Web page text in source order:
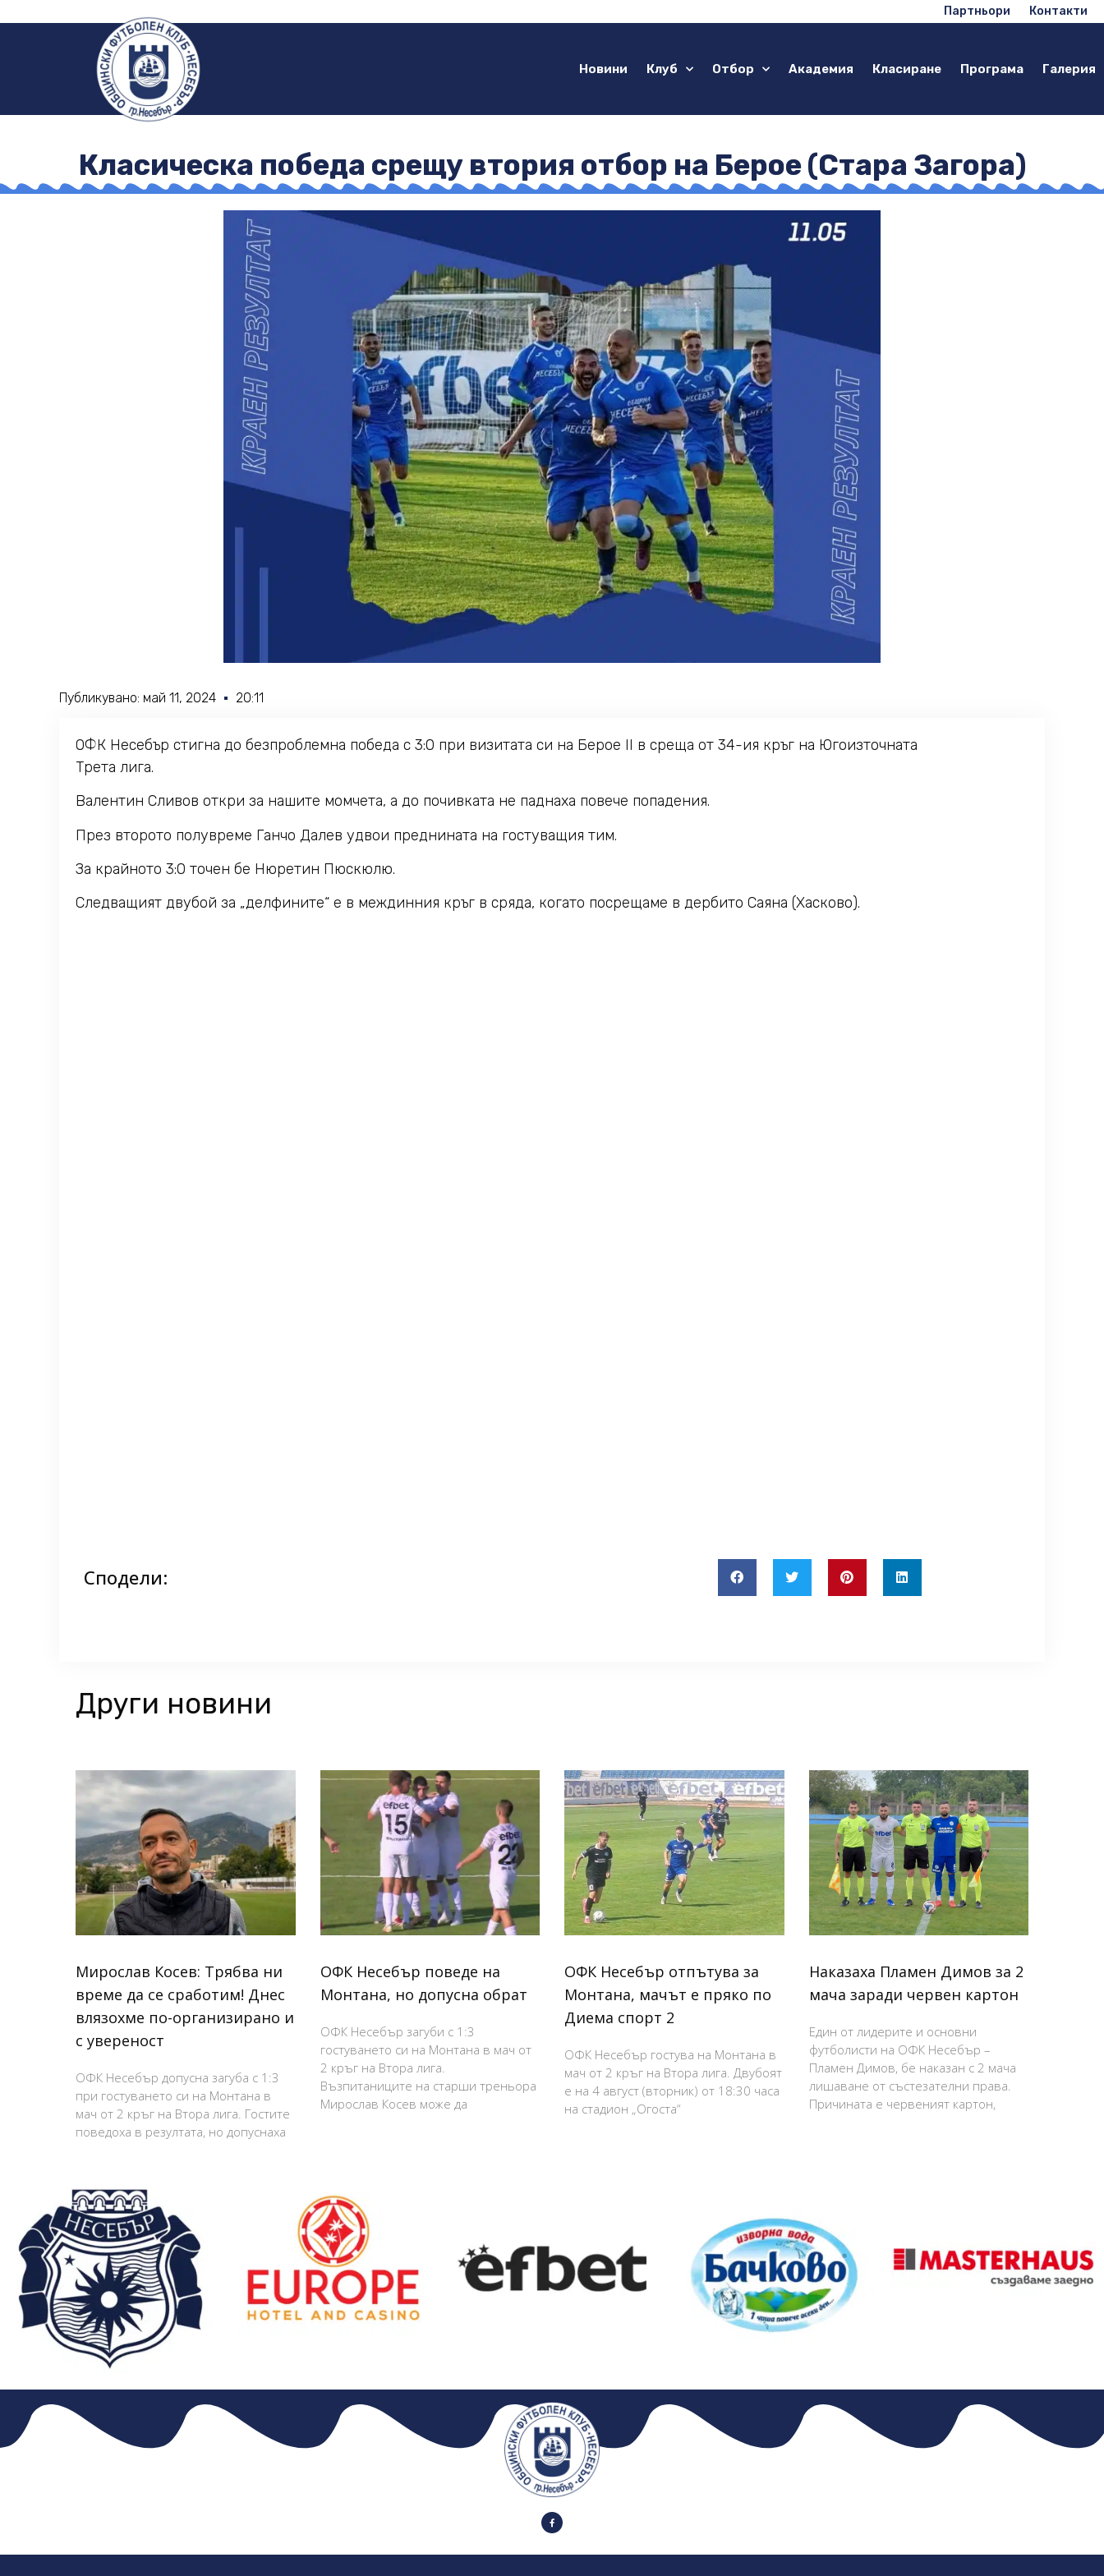
Партньори Контакти
Новини Клуб Отбор Академия Класиране Програма Галерия
Класическа победа срещу втория отбор на Берое (Стара Загора)
Публикувано: май 11, 2024 20:11
ОФК Несебър стигна до безпроблемна победа с 3:0 при визитата си на Берое II в среща от 34-ия кръг на Югоизточната
Трета лига.
Валентин Сливов откри за нашите момчета, а до почивката не паднаха повече попадения.
През второто полувреме Ганчо Далев удвои преднината на гостуващия тим.
За крайното 3:0 точен бе Нюретин Пюскюлю.
Следващият двубой за „делфините“ е в междинния кръг в сряда, когато посрещаме в дербито Саяна (Хасково).
Сподели:
Други новини
Мирослав Косев: Трябва ни
време да се сработим! Днес
влязохме по-организирано и
с увереност
ОФК Несебър допусна загуба с 1:3
при гостуването си на Монтана в
мач от 2 кръг на Втора лига. Гостите
поведоха в резултата, но допуснаха
ОФК Несебър поведе на
Монтана, но допусна обрат
ОФК Несебър загуби с 1:3
гостуването си на Монтана в мач от
2 кръг на Втора лига.
Възпитаниците на старши треньора
Мирослав Косев може да
ОФК Несебър отпътува за
Монтана, мачът е пряко по
Диема спорт 2
ОФК Несебър гостува на Монтана в
мач от 2 кръг на Втора лига. Двубоят
е на 4 август (вторник) от 18:30 часа
на стадион „Огоста“
Наказаха Пламен Димов за 2
мача заради червен картон
Един от лидерите и основни
футболисти на ОФК Несебър –
Пламен Димов, бе наказан с 2 мача
лишаване от състезателни права.
Причината е червеният картон,